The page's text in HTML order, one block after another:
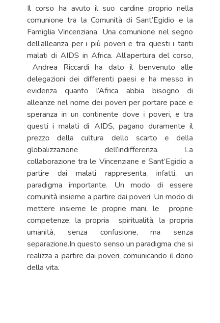
Il corso ha avuto il suo cardine proprio nella
comunione tra la Comunità di Sant’Egidio e la
Famiglia Vincenziana. Una comunione nel segno
dell’alleanza per i più poveri e tra questi i tanti
malati di AIDS in Africa. All’apertura del corso,
Andrea Riccardi ha dato il benvenuto alle
delegazioni dei differenti paesi e ha messo in
evidenza quanto l’Africa abbia bisogno di
alleanze nel nome dei poveri per portare pace e
speranza in un continente dove i poveri, e tra
questi i malati di AIDS, pagano duramente il
prezzo della cultura dello scarto e della
globalizzazione dell’indifferenza. La
collaborazione tra le Vincenziane e Sant’Egidio a
partire dai malati rappresenta, infatti, un
paradigma importante. Un modo di essere
comunità insieme a partire dai poveri. Un modo di
mettere insieme le proprie mani, le proprie
competenze, la propria spiritualità, la propria
umanità, senza confusione, ma senza
separazione.In questo senso un paradigma che si
realizza a partire dai poveri, comunicando il dono
della vita.